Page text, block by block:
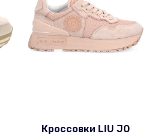
Кроссовки LIU JO